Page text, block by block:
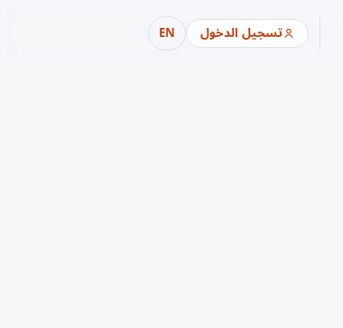
تسجيل الدخول EN